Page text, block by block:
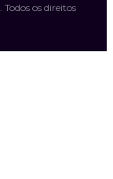
. Todos os direitos